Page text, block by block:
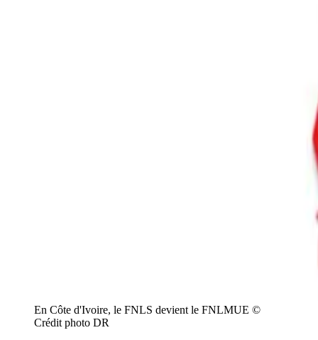
En Côte d'Ivoire, le FNLS devient le FNLMUE ©
Crédit photo DR